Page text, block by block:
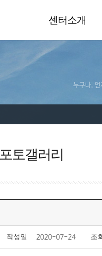
센터소개
누구나, 언
포토갤러리
작성일 2020-07-24 조